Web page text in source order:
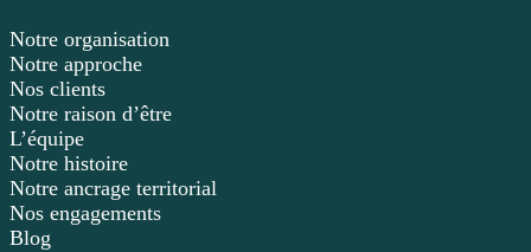
Notre organisation
Notre approche
Nos clients
Notre raison d’être
L’équipe
Notre histoire
Notre ancrage territorial
Nos engagements
Blog